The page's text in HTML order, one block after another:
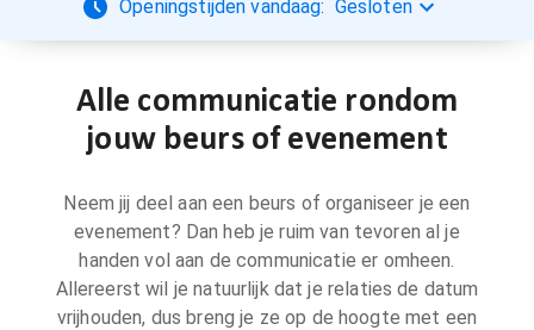
Openingstijden vandaag: Gesloten
Alle communicatie rondom
jouw beurs of evenement
Neem jij deel aan een beurs of organiseer je een
evenement? Dan heb je ruim van tevoren al je
handen vol aan de communicatie er omheen.
Allereerst wil je natuurlijk dat je relaties de datum
vrijhouden, dus breng je ze op de hoogte met een